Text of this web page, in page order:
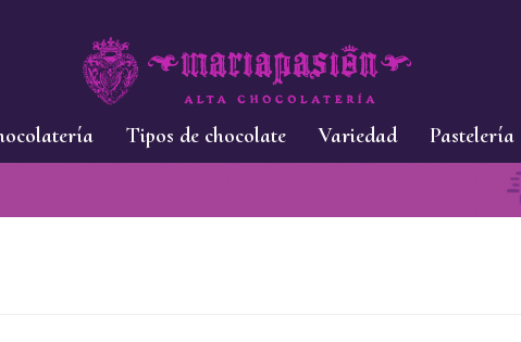
Tipos de chocolate Variedad Pastelería